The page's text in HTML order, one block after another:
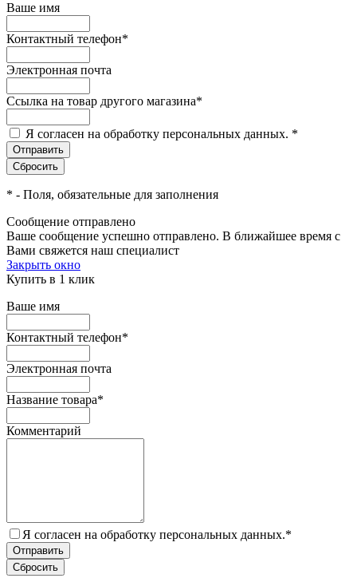
Ваше имя
Контактный телефон*
Электронная почта
Ссылка на товар другого магазина*
Я согласен на обработку персональных данных. *
* - Поля, обязательные для заполнения
Сообщение отправлено
Ваше сообщение успешно отправлено. В ближайшее время с
Вами свяжется наш специалист
Закрыть окно
Купить в 1 клик
Ваше имя
Контактный телефон*
Электронная почта
Название товара*
Комментарий
Я согласен на обработку персональных данных.*